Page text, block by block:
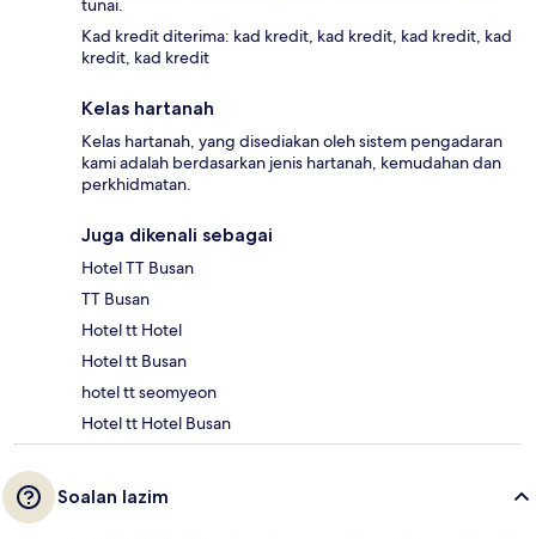
tunai.
Kad kredit diterima: kad kredit, kad kredit, kad kredit, kad
kredit, kad kredit
Kelas hartanah
Kelas hartanah, yang disediakan oleh sistem pengadaran
kami adalah berdasarkan jenis hartanah, kemudahan dan
perkhidmatan.
Juga dikenali sebagai
Hotel TT Busan
TT Busan
Hotel tt Hotel
Hotel tt Busan
hotel tt seomyeon
Hotel tt Hotel Busan
Soalan lazim